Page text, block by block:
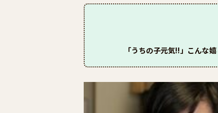
「うちの子元気!!」こんな